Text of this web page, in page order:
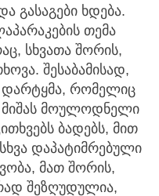
გასაგები ხდება.
თემა
სხვათა შორის,
შესაბამისად,
დარტყმა, რომელიც
მიშას მოულოდნელი
ბადებს, მით
დაპატიმრებული
მათ შორის,
შეზღუდულია,